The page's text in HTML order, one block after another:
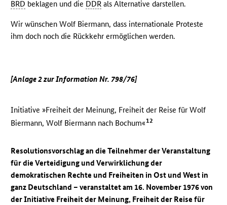
BRD beklagen und die DDR als Alternative darstellen.
Wir wünschen Wolf Biermann, dass internationale Proteste
ihm doch noch die Rückkehr ermöglichen werden.
[Anlage 2 zur Information Nr. 798/76]
Initiative »Freiheit der Meinung, Freiheit der Reise für Wolf
Biermann, Wolf Biermann nach Bochum«12
Resolutionsvorschlag an die Teilnehmer der Veranstaltung
für die Verteidigung und Verwirklichung der
demokratischen Rechte und Freiheiten in Ost und West in
ganz Deutschland – veranstaltet am 16. November 1976 von
der Initiative Freiheit der Meinung, Freiheit der Reise für